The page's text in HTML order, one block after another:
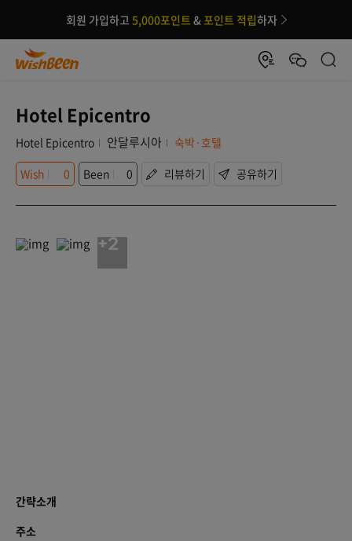
회원 가입하고 5,000포인트 &포인트 적립하자
Hotel Epicentro
Hotel Epicentro 안달루시아
숙박·호텔
Wish
0 Been 0 리뷰하기 공유하기
+2
간략소개
주소